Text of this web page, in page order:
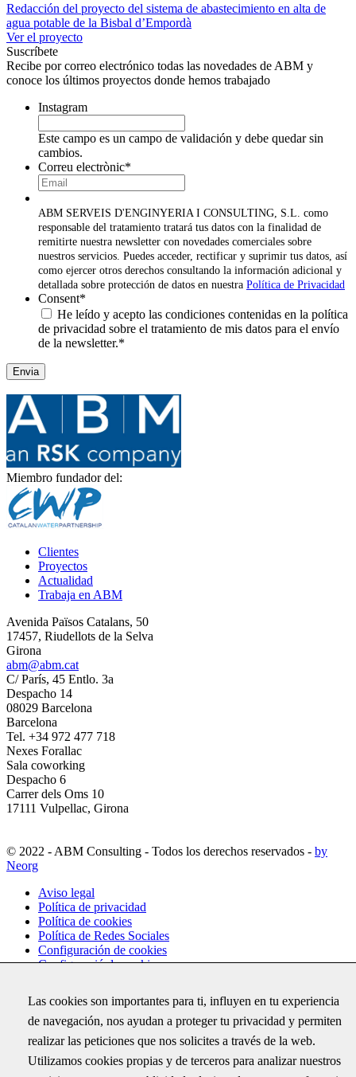
Redacción del proyecto del sistema de abastecimiento en alta de
agua potable de la Bisbal d’Empordà
Ver el proyecto
Suscríbete
Recibe por correo electrónico todas las novedades de ABM y
conoce los últimos proyectos donde hemos trabajado
Instagram
Este campo es un campo de validación y debe quedar sin
cambios.
Correu electrònic*
ABM SERVEIS D'ENGINYERIA I CONSULTING, S.L. como
responsable del tratamiento tratará tus datos con la finalidad de
remitirte nuestra newsletter con novedades comerciales sobre
nuestros servicios. Puedes acceder, rectificar y suprimir tus datos, así
como ejercer otros derechos consultando la información adicional y
detallada sobre protección de datos en nuestra Política de Privacidad
Consent*
He leído y acepto las condiciones contenidas en la política
de privacidad sobre el tratamiento de mis datos para el envío
de la newsletter.*
Miembro fundador del:
Clientes
Proyectos
Actualidad
Trabaja en ABM
Avenida Països Catalans, 50
17457, Riudellots de la Selva
Girona
abm@abm.cat
C/ París, 45 Entlo. 3a
Despacho 14
08029 Barcelona
Barcelona
Tel. +34 972 477 718
Nexes Forallac
Sala coworking
Despacho 6
Carrer dels Oms 10
17111 Vulpellac, Girona
© 2022 - ABM Consulting - Todos los derechos reservados - by
Neorg
Aviso legal
Política de privacidad
Política de cookies
Política de Redes Sociales
Configuración de cookies
Configuració de cookies
Suscríbete
Recibe por correo electrónico todas las novedades de ABM y
conoce los últimos proyectos donde hemos trabajado
Las cookies son importantes para ti, influyen en tu experiencia
de navegación, nos ayudan a proteger tu privacidad y permiten
realizar las peticiones que nos solicites a través de la web.
Utilizamos cookies propias y de terceros para analizar nuestros